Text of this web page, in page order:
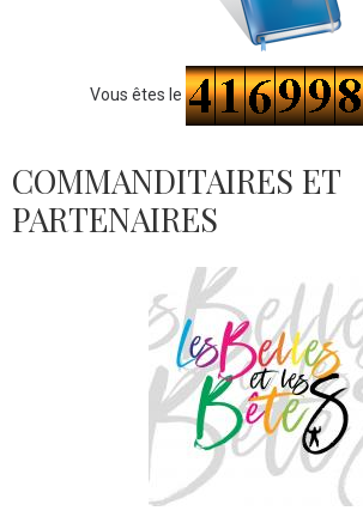
Vous êtes le
COMMANDITAIRES ET
PARTENAIRES